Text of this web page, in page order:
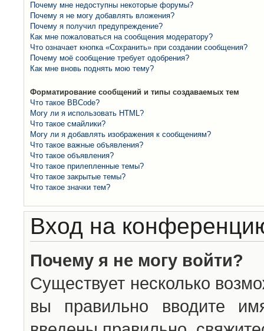
Почему мне недоступны некоторые форумы?
Почему я не могу добавлять вложения?
Почему я получил предупреждение?
Как мне пожаловаться на сообщения модератору?
Что означает кнопка «Сохранить» при создании сообщения?
Почему моё сообщение требует одобрения?
Как мне вновь поднять мою тему?
Форматирование сообщений и типы создаваемых тем
Что такое BBCode?
Могу ли я использовать HTML?
Что такое смайлики?
Могу ли я добавлять изображения к сообщениям?
Что такое важные объявления?
Что такое объявления?
Что такое прилепленные темы?
Что такое закрытые темы?
Что такое значки тем?
Вход на
Почему я не могу войти?
Существует несколько
вы правильно вводите